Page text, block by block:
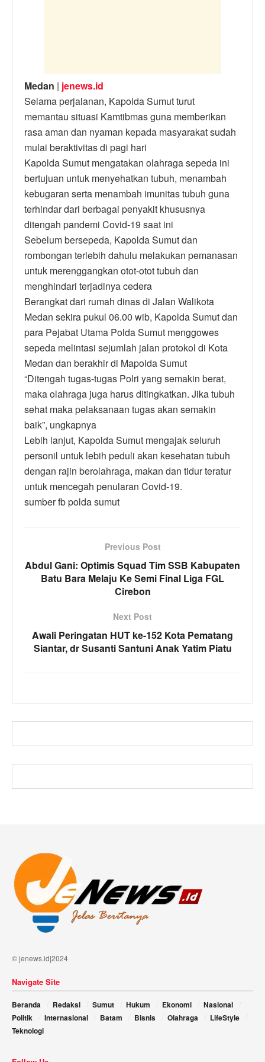
Medan | jenews.id
Selama perjalanan, Kapolda Sumut turut
memantau situasi Kamtibmas guna memberikan
rasa aman dan nyaman kepada masyarakat sudah
mulai beraktivitas di pagi hari
Kapolda Sumut mengatakan olahraga sepeda ini
bertujuan untuk menyehatkan tubuh, menambah
kebugaran serta menambah imunitas tubuh guna
terhindar dari berbagai penyakit khususnya
ditengah pandemi Covid-19 saat ini
Sebelum bersepeda, Kapolda Sumut dan
rombongan terlebih dahulu melakukan pemanasan
untuk merenggangkan otot-otot tubuh dan
menghindari terjadinya cedera
Berangkat dari rumah dinas di Jalan Walikota
Medan sekira pukul 06.00 wib, Kapolda Sumut dan
para Pejabat Utama Polda Sumut menggowes
sepeda melintasi sejumlah jalan protokol di Kota
Medan dan berakhir di Mapolda Sumut
“Ditengah tugas-tugas Polri yang semakin berat,
maka olahraga juga harus ditingkatkan. Jika tubuh
sehat maka pelaksanaan tugas akan semakin
baik”, ungkapnya
Lebih lanjut, Kapolda Sumut mengajak seluruh
personil untuk lebih peduli akan kesehatan tubuh
dengan rajin berolahraga, makan dan tidur teratur
untuk mencegah penularan Covid-19.
sumber fb polda sumut
Previous Post
Abdul Gani: Optimis Squad Tim SSB Kabupaten
Batu Bara Melaju Ke Semi Final Liga FGL
Cirebon
Next Post
Awali Peringatan HUT ke-152 Kota Pematang
Siantar, dr Susanti Santuni Anak Yatim Piatu
© jenews.id|2024
Navigate Site
Beranda Redaksi Sumut Hukum Ekonomi
Nasional
Politik
Internasional Batam Bisnis Olahraga
LifeStyle
Teknologi